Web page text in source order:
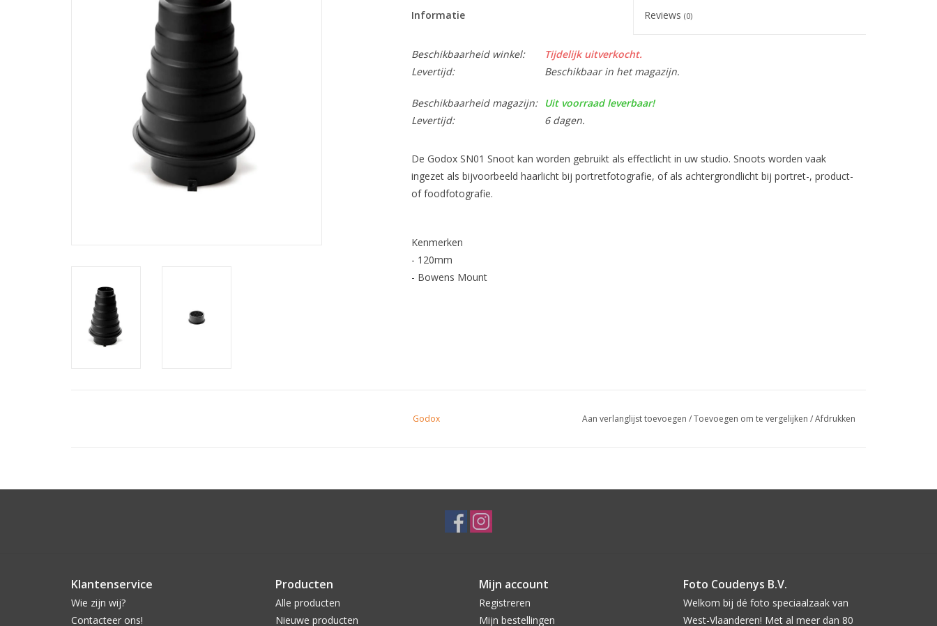
Informatie Reviews(0)
Beschikbaarheid winkel:
Tijdelijk uitverkocht.
Levertijd:
Beschikbaar in het magazijn.
Beschikbaarheid magazijn:
Uit voorraad leverbaar!
Levertijd:
6 dagen.
De Godox SN01 Snoot kan worden gebruikt als effectlicht in uw studio. Snoots worden vaak
ingezet als bijvoorbeeld haarlicht bij portretfotografie, of als achtergrondlicht bij portret-, product-
of foodfotografie.
Kenmerken
- 120mm
- Bowens Mount
Godox Aan verlanglijst toevoegen /Toevoegen om te vergelijken /Afdrukken
Klantenservice
Wie zijn wij?
Contacteer ons!
Producten
Alle producten
Nieuwe producten
Mijn account
Registreren
Mijn bestellingen
Foto Coudenys B.V.
Welkom bij dé foto speciaalzaak van
West-Vlaanderen! Met al meer dan 80